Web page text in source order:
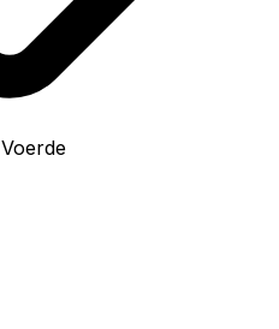
Voerde